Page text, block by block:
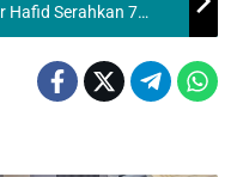
Hafid Serahkan 7
KONI Kabupaten